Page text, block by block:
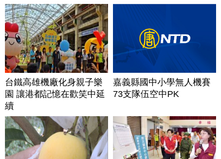
台鐵高雄機廠化身親子樂
園 讓港都記憶在歡笑中延
續
嘉義縣國中小學無人機賽
73支隊伍空中PK